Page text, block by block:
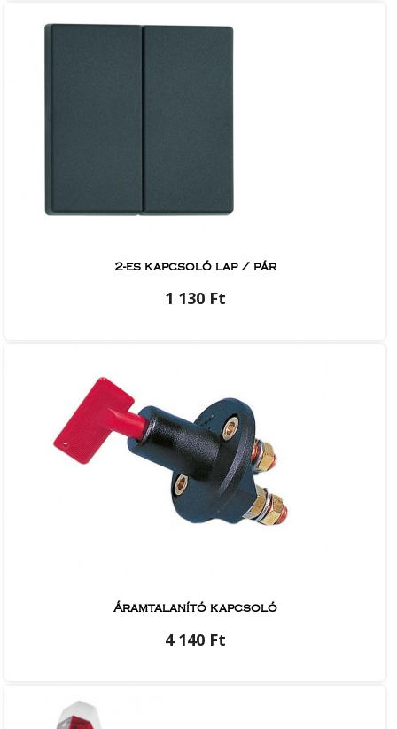
2-es kapcsoló lap / pár
1 130 Ft
Áramtalanító kapcsoló
4 140 Ft